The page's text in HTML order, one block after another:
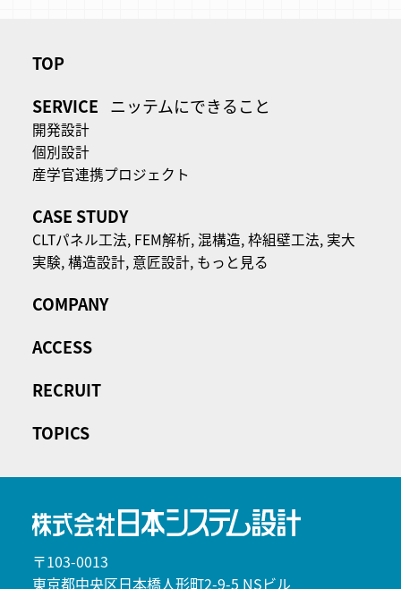
〒103-0013
東京都中央区日本橋人形町2-9-5 NSビル
TOP
SERVICE ニッテムにできること
開発設計
個別設計
産学官連携プロジェクト
CASE STUDY
CLTパネル⼯法, FEM解析,混構造,枠組壁工法, 実大
実験,構造設計, 意匠設計, もっと見る
COMPANY
ACCESS
RECRUIT
TOPICS